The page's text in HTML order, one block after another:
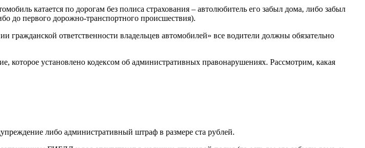
катается по дорогам без полиса страхования – автолюбитель его забыл дома, либо забыл
до первого дорожно-транспортного происшествия).
гражданской ответственности владельцев автомобилей» все водители должны обязательно
которое установлено кодексом об административных правонарушениях. Рассмотрим, какая
либо административный штраф в размере ста рублей.